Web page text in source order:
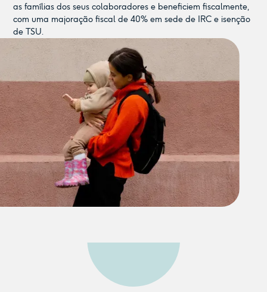
as famílias dos seus colaboradores e beneficiem fiscalmente,
com uma majoração fiscal de 40% em sede de IRC e isenção
de TSU.